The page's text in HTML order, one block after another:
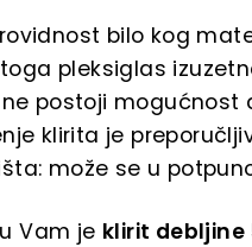
bilo kog
pleksiglas
postoji mogućnost
klirita je
može se u
Vam je klirit debljine